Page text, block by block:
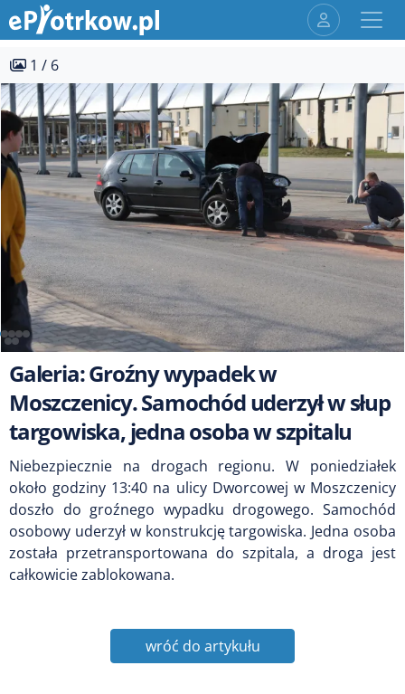
1 / 6
Galeria: Groźny wypadek w
Moszczenicy. Samochód uderzył w słup
targowiska, jedna osoba w szpitalu
Niebezpiecznie na drogach regionu. W poniedziałek
około godziny 13:40 na ulicy Dworcowej w Moszczenicy
doszło do groźnego wypadku drogowego. Samochód
osobowy uderzył w konstrukcję targowiska. Jedna osoba
została przetransportowana do szpitala, a droga jest
całkowicie zablokowana.
wróć do artykułu